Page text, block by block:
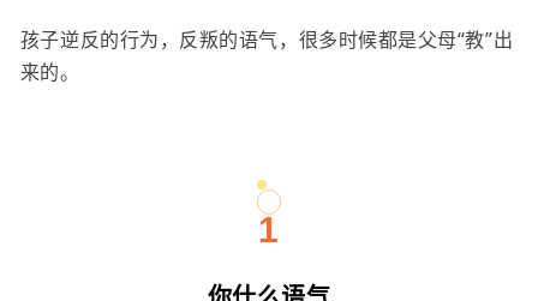
孩子逆反的行为，反叛的语气，很多时候都是父母“教”出
来的。
1